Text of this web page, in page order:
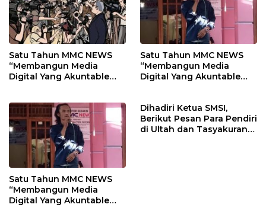
Satu Tahun MMC NEWS
“Membangun Media
Digital Yang Akuntable
Satu Tahun MMC NEWS
“Membangun Media
Digital Yang Akuntable
Satu Tahun MMC NEWS
“Membangun Media
Digital Yang Akuntable
Dihadiri Ketua SMSI,
Berikut Pesan Para Pendiri
di Ultah dan Tasyakuran